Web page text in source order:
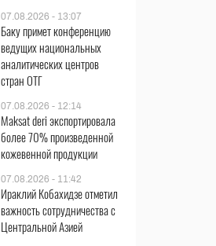
07.08.2026 - 13:07
Баку примет конференцию
ведущих национальных
аналитических центров
стран ОТГ
07.08.2026 - 12:14
Maksat deri экспортировала
более 70% произведенной
кожевенной продукции
07.08.2026 - 11:42
Ираклий Кобахидзе отметил
важность сотрудничества с
Центральной Азией